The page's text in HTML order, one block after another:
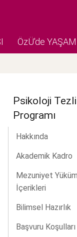
ÖzÜ'de YAŞAM
Psikoloji
Programı
Hakkında
Akademik Kadro
Mezuniyet
İçerikleri
Bilimsel Hazırlık
Başvuru